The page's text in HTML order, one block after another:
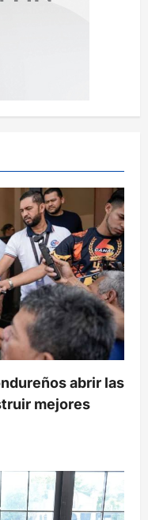
abrir las
mejores